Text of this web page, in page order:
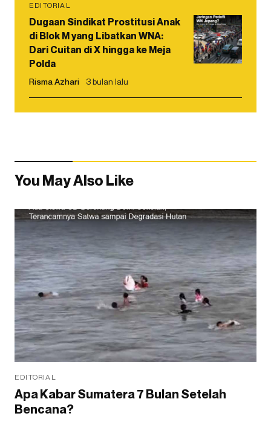
EDITORIAL
Dugaan Sindikat Prostitusi Anak
di Blok M yang Libatkan WNA:
Dari Cuitan di X hingga ke Meja
Polda
Risma Azhari 3 bulan lalu
You May Also Like
EDITORIAL
Apa Kabar Sumatera 7 Bulan Setelah
Bencana?